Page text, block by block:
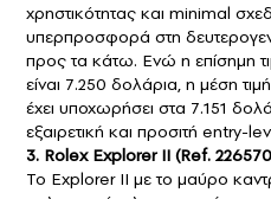
χρηστικότητας και minimal
υπερπροσφορά στη
προς τα κάτω. Ενώ η επίσημη
είναι 7.250 δολάρια, η μέση
έχει υποχωρήσει στα 7.151
εξαιρετική και προσιτή entry-
3. Rolex Explorer II (Ref.
Το Explorer II με το μαύρο